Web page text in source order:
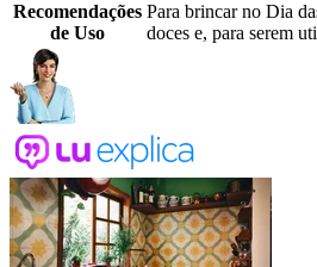
Recomendações
de Uso
Para brincar no Dia
doces e, para serem